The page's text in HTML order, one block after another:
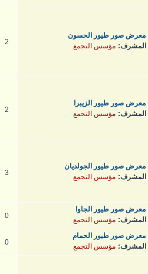
معرض صور طيور الحسون
المشرف: مؤسس التجمع 2
معرض صور طيور الزيبرا
المشرف: مؤسس التجمع 2
معرض صور طيور الجولديان
المشرف: مؤسس التجمع
3
معرض صور طيور الجاوا
المشرف: مؤسس التجمع 0
معرض صور طيور الحمام
المشرف: مؤسس التجمع 0